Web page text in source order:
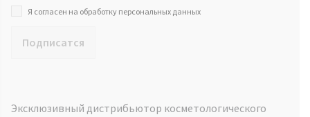
Я согласен на обработку персональных данных
Подписатся
Эксклюзивный дистрибьютор косметологического